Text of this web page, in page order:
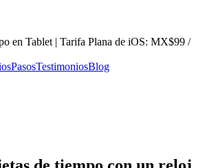
en Tablet | Tarifa Plana de iOS: MX$99 /
PasosTestimoniosBlog